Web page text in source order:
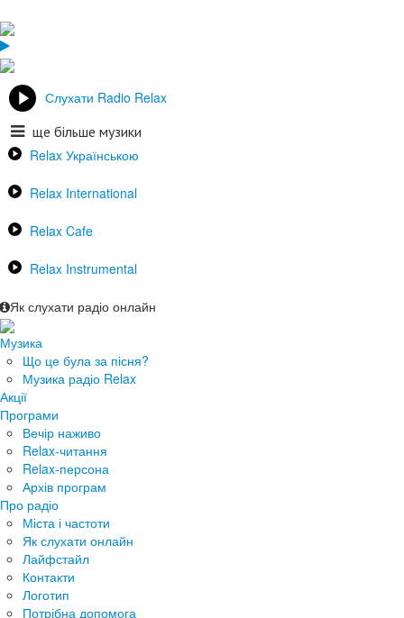
Слухати Radio Relax
ще більше музики
Relax Українською
Relax International
Relax Cafe
Relax Instrumental
Як слухати радіо онлайн
Музика
Що це була за пісня?
Музика радіо Relax
Акції
Програми
Вечір наживо
Relax-читання
Relax-персона
Архів програм
Про радіо
Міста і частоти
Як слухати онлайн
Лайфстайл
Контакти
Логотип
Потрібна допомога